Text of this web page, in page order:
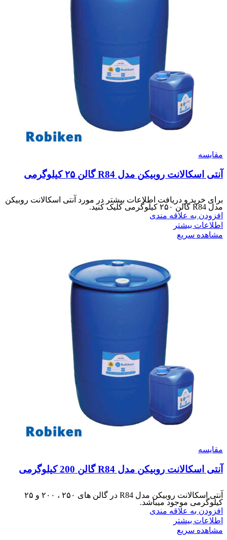
مقایسه
آنتی اسکالانت روبیکن مدل R84 گالن ۲۵ کیلوگرمی
برای خرید و دریافت اطلاعات بیشتر در مورد آنتی اسکالانت روبیکن
مدل R84 گالن ۲۵۰ کیلوگرمی کلیک کنید.
افزودن به علاقه مندی
اطلاعات بیشتر
مشاهده سریع
مقایسه
آنتی اسکالانت روبیکن مدل R84 گالن 200 کیلوگرمی
آنتی اسکالانت روبیکن مدل R84 در گالن های ۲۵۰ ، ۲۰۰ و ۲۵
کیلوگرمی موجود میباشد.
افزودن به علاقه مندی
اطلاعات بیشتر
مشاهده سریع